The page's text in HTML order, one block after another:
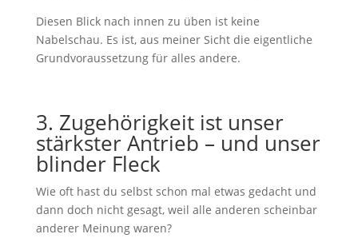
Diesen Blick nach innen zu üben ist keine
Nabelschau. Es ist, aus meiner Sicht die eigentliche
Grundvoraussetzung für alles andere.
3. Zugehörigkeit ist unser
stärkster Antrieb – und unser
blinder Fleck
Wie oft hast du selbst schon mal etwas gedacht und
dann doch nicht gesagt, weil alle anderen scheinbar
anderer Meinung waren?